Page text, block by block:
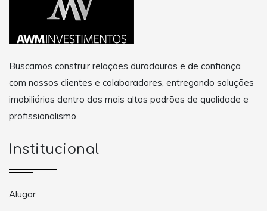
Buscamos construir relações duradouras e de confiança
com nossos clientes e colaboradores, entregando soluções
imobiliárias dentro dos mais altos padrões de qualidade e
profissionalismo.
Institucional
Alugar